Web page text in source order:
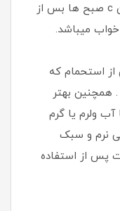
بهترین زمان استفاده از سرم ویتامین c صبح ها بس از
میباشد.
از استحمام که
همچنین بهتر
ولرم یا گرم
نرم و سبک
پس از استفاده